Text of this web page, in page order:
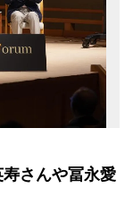
さんや冨永愛